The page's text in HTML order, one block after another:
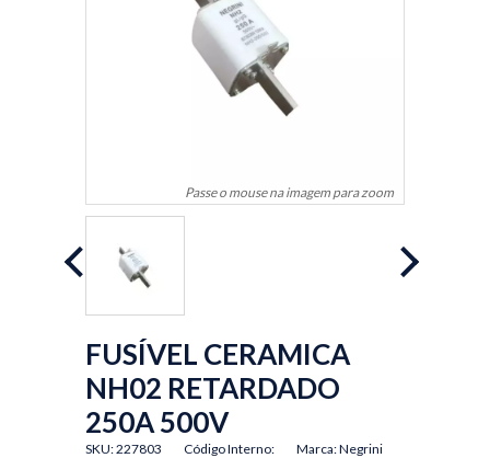
MATERIAIS DE CONSTRUÇÃO
Passe o mouse na imagem para zoom
FUSÍVEL CERAMICA
NH02 RETARDADO
250A 500V
SKU: 227803 Código Interno: Marca: Negrini